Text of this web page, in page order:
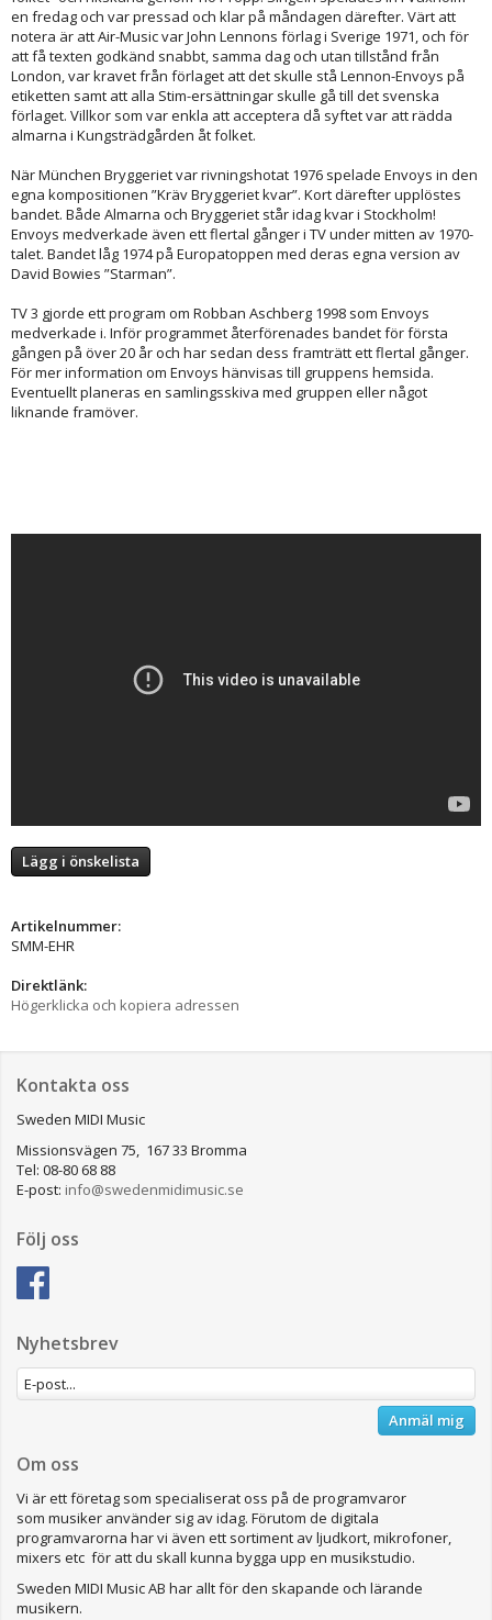
en fredag och var pressad och klar på måndagen därefter. Värt att
notera är att Air-Music var John Lennons förlag i Sverige 1971, och för
att få texten godkänd snabbt, samma dag och utan tillstånd från
London, var kravet från förlaget att det skulle stå Lennon-Envoys på
etiketten samt att alla Stim-ersättningar skulle gå till det svenska
förlaget. Villkor som var enkla att acceptera då syftet var att rädda
almarna i Kungsträdgården åt folket.
När München Bryggeriet var rivningshotat 1976 spelade Envoys in den
egna kompositionen ”Kräv Bryggeriet kvar”. Kort därefter upplöstes
bandet. Både Almarna och Bryggeriet står idag kvar i Stockholm!
Envoys medverkade även ett flertal gånger i TV under mitten av 1970-
talet. Bandet låg 1974 på Europatoppen med deras egna version av
David Bowies ”Starman”.
TV 3 gjorde ett program om Robban Aschberg 1998 som Envoys
medverkade i. Inför programmet återförenades bandet för första
gången på över 20 år och har sedan dess framträtt ett flertal gånger.
För mer information om Envoys hänvisas till gruppens hemsida.
Eventuellt planeras en samlingsskiva med gruppen eller något
liknande framöver.
Lägg i önskelista
Artikelnummer:
SMM-EHR
Direktlänk:
Högerklicka och kopiera adressen
Kontakta oss
Sweden MIDI Music
Missionsvägen 75, 167 33 Bromma
Tel: 08-80 68 88
E-post: info@swedenmidimusic.se
Följ oss
Nyhetsbrev
Anmäl mig
Om oss
Vi är ett företag som specialiserat oss på de programvaror
som musiker använder sig av idag. Förutom de digitala
programvarorna har vi även ett sortiment av ljudkort, mikrofoner,
mixers etc för att du skall kunna bygga upp en musikstudio.
Sweden MIDI Music AB har allt för den skapande och lärande
musikern.